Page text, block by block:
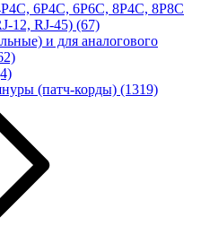
6P4C, 6P6C, 8P4C, 8P8C
12, RJ-45) (67)
и для аналогового
(патч-корды) (1319)